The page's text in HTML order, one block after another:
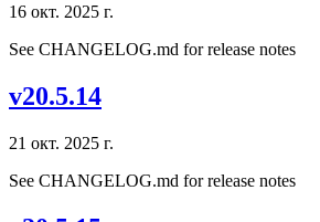
16 окт. 2025 г.
See CHANGELOG.md for release notes
v20.5.14
21 окт. 2025 г.
See CHANGELOG.md for release notes